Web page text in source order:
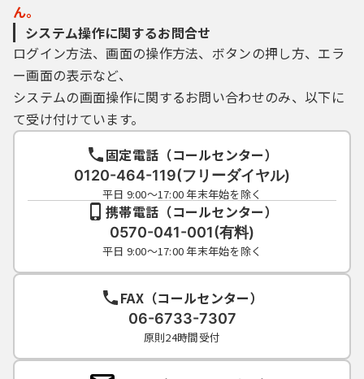
ん。
システム操作に関するお問合せ
ログイン方法、画面の操作方法、ボタンの押し方、エラ
ー画面の表示など、
システムの画面操作に関するお問い合わせのみ、以下に
て受け付けています。
固定電話（コールセンター）
0120-464-119(フリーダイヤル)
平日 9:00～17:00 年末年始を除く
携帯電話（コールセンター）
0570-041-001(有料)
平日 9:00～17:00 年末年始を除く
FAX（コールセンター）
06-6733-7307
原則24時間受付